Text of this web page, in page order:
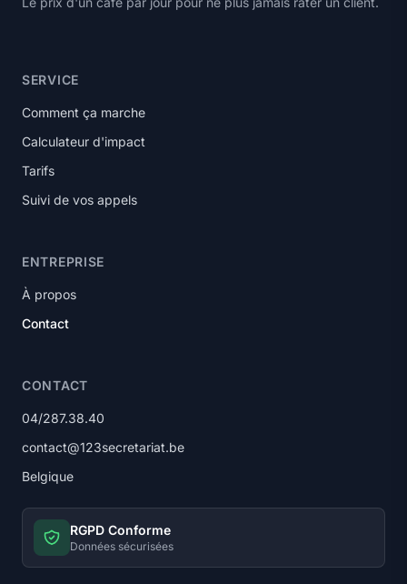
SERVICE
Comment ça marche
Calculateur d'impact
Tarifs
Suivi de vos appels
ENTREPRISE
À propos
Contact
CONTACT
04/287.38.40
contact@123secretariat.be
Belgique
RGPD Conforme
Données sécurisées